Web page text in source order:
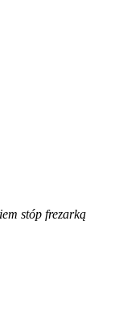
stóp frezarką